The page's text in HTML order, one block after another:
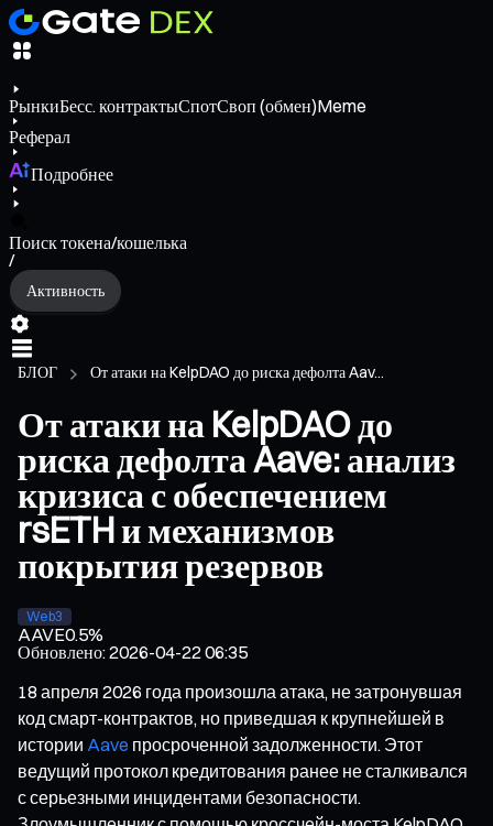
РынкиБесс. контрактыСпотСвоп (обмен)Meme
Реферал
Подробнее
Поиск токена/кошелька
/
Активность
БЛОГ От атаки на KelpDAO до риска дефолта Aav...
От атаки на KelpDAO до
риска дефолта Aave: анализ
кризиса с обеспечением
rsETH и механизмов
покрытия резервов
Web3
AAVE0.5%
Обновлено:2026-04-22 06:35
18 апреля 2026 года произошла атака, не затронувшая
код смарт-контрактов, но приведшая к крупнейшей в
истории Aave просроченной задолженности. Этот
ведущий протокол кредитования ранее не сталкивался
с серьезными инцидентами безопасности.